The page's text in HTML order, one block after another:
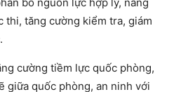
thi, tăng cường kiểm tra, giám
cường tiềm lực quốc phòng,
giữa quốc phòng, an ninh với